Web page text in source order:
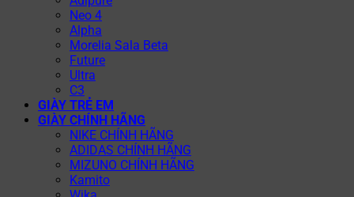
Neo 4
Alpha
Morelia Sala Beta
Future
Ultra
C3
GIÀY TRẺ EM
GIÀY CHÍNH HÃNG
NIKE CHÍNH HÃNG
ADIDAS CHÍNH HÃNG
MIZUNO CHÍNH HÃNG
Kamito